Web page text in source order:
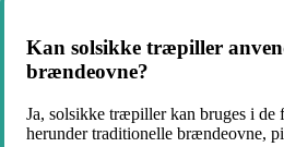
Kan solsikke træpiller
brændeovne?
Ja, solsikke træpiller kan bruges i de
herunder traditionelle brændeovne,